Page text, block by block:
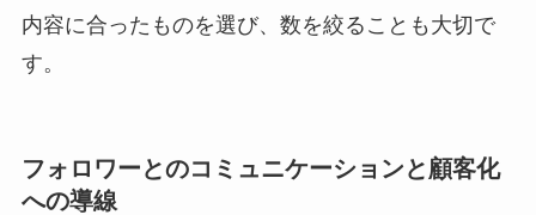
内容に合ったものを選び、数を絞ることも大切で
す。
フォロワーとのコミュニケーションと顧客化
への導線